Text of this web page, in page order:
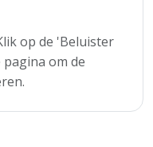
op de 'Beluister
om de